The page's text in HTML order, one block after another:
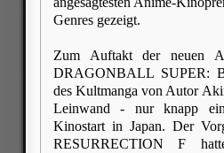
Genres gezeigt.
Zum Auftakt der neuen
DRAGONBALL SUPER:
des Kultmanga von Autor
Leinwand - nur knapp
Kinostart in Japan. Der
RESURRECTION F